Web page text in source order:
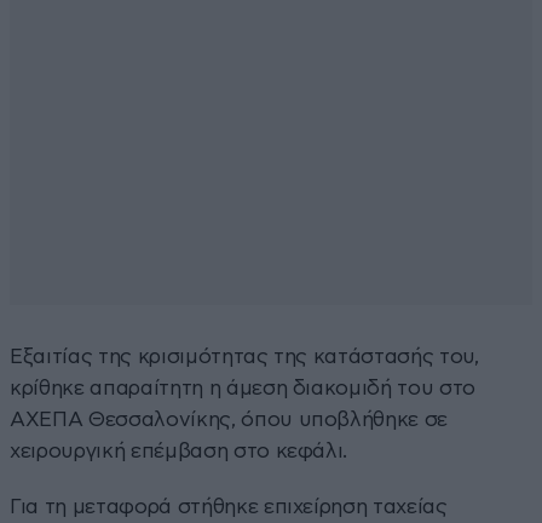
Εξαιτίας της κρισιμότητας της κατάστασής του,
κρίθηκε απαραίτητη η άμεση διακομιδή του στο
ΑΧΕΠΑ Θεσσαλονίκης, όπου υποβλήθηκε σε
χειρουργική επέμβαση στο κεφάλι.
Για τη μεταφορά στήθηκε επιχείρηση ταχείας